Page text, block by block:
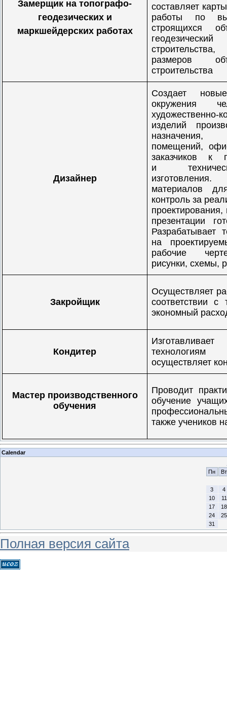
Замерщик на топографо-
геодезических и
маркшейдерских работах
составляет
работы по
строящихся
размеров
строительства
Дизайнер
Создает
окружения
изделий
назначения,
помещений,
заказчиков к
и
материалов
контроль за
презентации
Разрабатывает
на
рабочие
рисунки, схемы,
Закройщик
Осуществляет
соответствии с
экономный
Кондитер
технологиям
осуществляет
Мастер производственного
обучения
Проводит
обучение
также учеников
Calendar
Пн
Вт
3
4
10
11
17
18
24
25
31
Полная версия сайта